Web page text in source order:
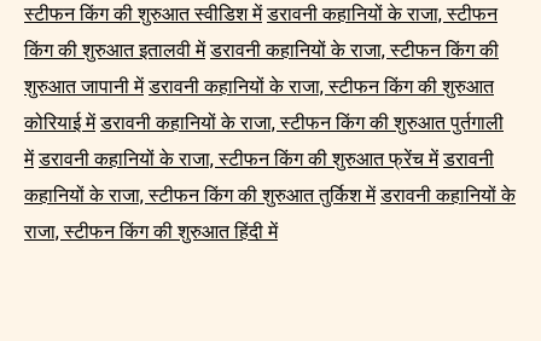
स्टीफन किंग की शुरुआत स्वीडिश में डरावनी कहानियों के राजा, स्टीफन
किंग की शुरुआत इतालवी में डरावनी कहानियों के राजा, स्टीफन किंग की
शुरुआत जापानी में डरावनी कहानियों के राजा, स्टीफन किंग की शुरुआत
कोरियाई में डरावनी कहानियों के राजा, स्टीफन किंग की शुरुआत पुर्तगाली
में डरावनी कहानियों के राजा, स्टीफन किंग की शुरुआत फ्रेंच में डरावनी
कहानियों के राजा, स्टीफन किंग की शुरुआत तुर्किश में डरावनी कहानियों के
राजा, स्टीफन किंग की शुरुआत हिंदी में